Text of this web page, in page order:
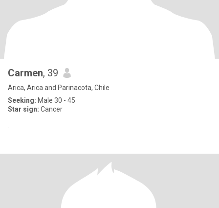
Carmen, 39
Arica, Arica and Parinacota, Chile
Seeking: Male 30 - 45
Star sign: Cancer